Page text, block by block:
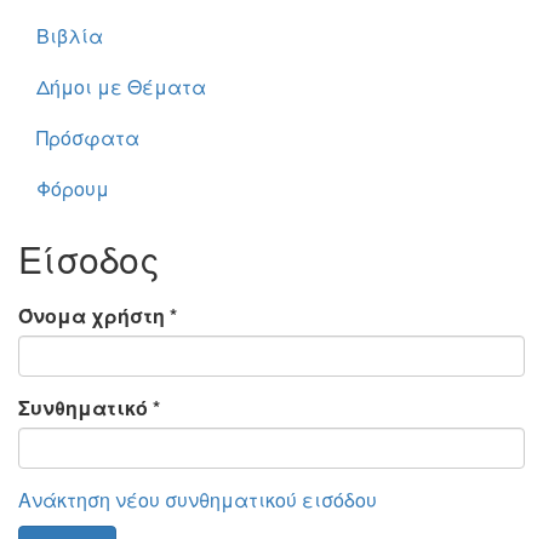
Βιβλία
Δήμοι με Θέματα
Πρόσφατα
Φόρουμ
Είσοδος
Όνομα χρήστη *
Συνθηματικό *
Ανάκτηση νέου συνθηματικού εισόδου